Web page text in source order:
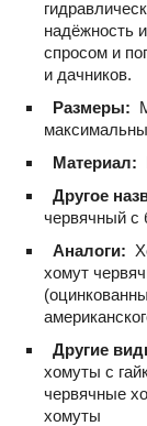
надёжность
спросом и
и дачников.
Размеры:
Материал:
Другое
червячный с
Аналоги:
хомут
Другие
хомуты с
червячные
хомуты